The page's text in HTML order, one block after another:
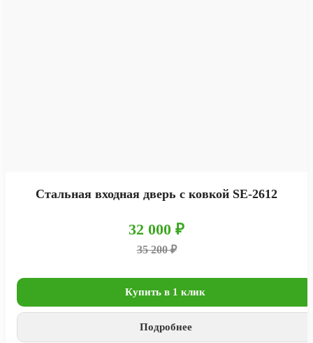
Стальная входная дверь с ковкой SE-2612
32 000 ₽
35 200 ₽
Купить в 1 клик
Подробнее